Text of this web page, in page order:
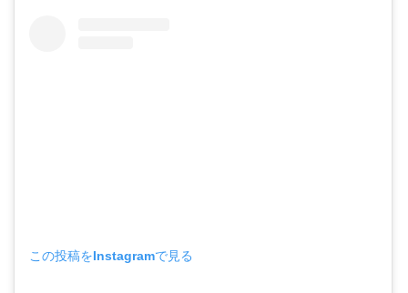
この投稿をInstagramで見る